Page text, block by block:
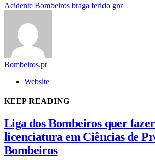
Acidente Bombeiros braga ferido gnr
Bombeiros.pt
Website
KEEP READING
Liga dos Bombeiros quer
licenciatura em Ciências de
Bombeiros